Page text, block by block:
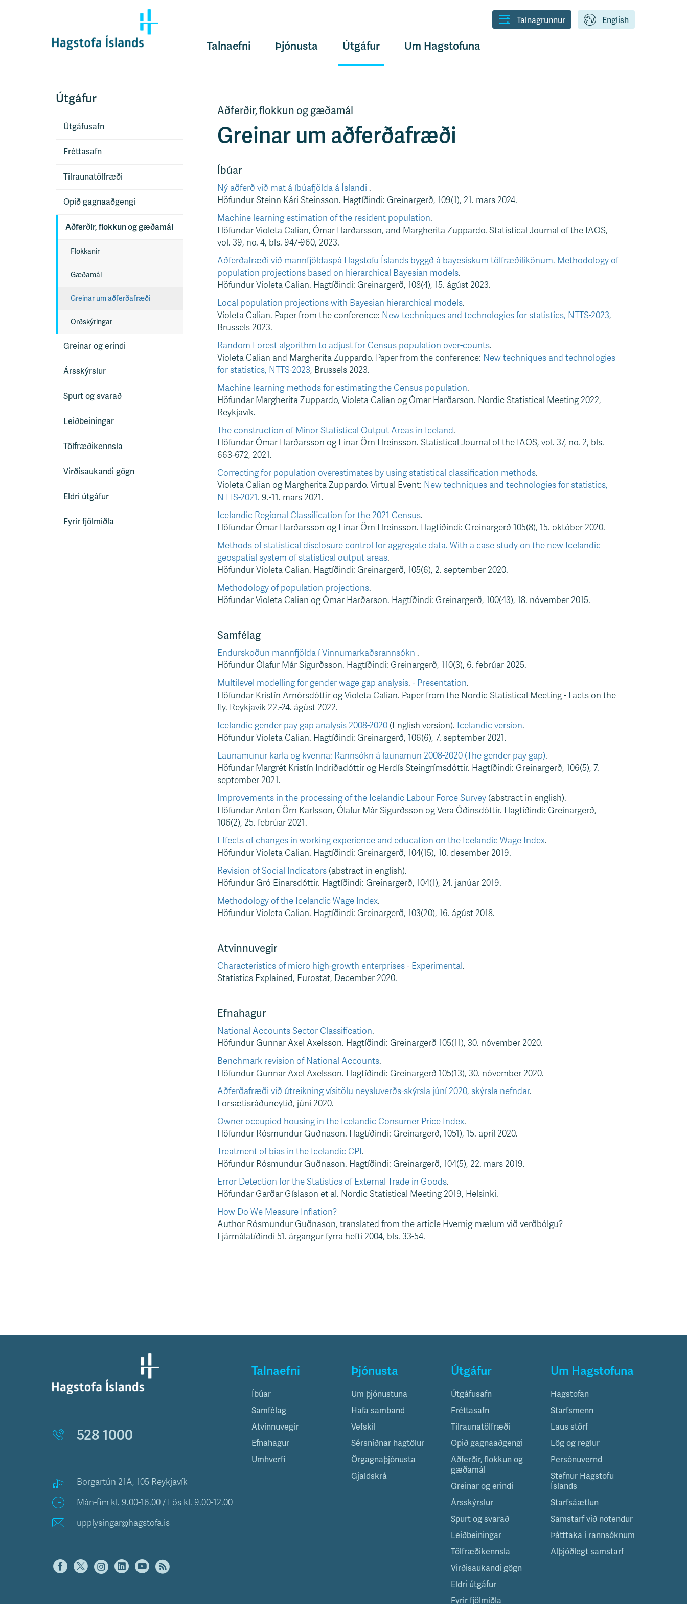
English
Talnagrunnur
Talnaefni Þjónusta Útgáfur Um Hagstofuna
Útgáfur
Útgáfusafn
Fréttasafn
Tilraunatölfræði
Opið gagnaaðgengi
Aðferðir, flokkun og gæðamál
Flokkanir
Gæðamál
Greinar um aðferðafræði
Orðskýringar
Greinar og erindi
Ársskýrslur
Spurt og svarað
Leiðbeiningar
Tölfræðikennsla
Virðisaukandi gögn
Eldri útgáfur
Fyrir fjölmiðla
Aðferðir, flokkun og gæðamál
Greinar um aðferðafræði
Íbúar
Ný aðferð við mat á íbúafjölda á Íslandi .
Höfundur Steinn Kári Steinsson. Hagtíðindi: Greinargerð, 109(1), 21. mars 2024.
Machine learning estimation of the resident population.
Höfundar Violeta Calian, Ómar Harðarsson, and Margherita Zuppardo. Statistical Journal of the IAOS,
vol. 39, no. 4, bls. 947-960, 2023.
Aðferðafræði við mannfjöldaspá Hagstofu Íslands byggð á bayesískum tölfræðilíkönum. Methodology of
population projections based on hierarchical Bayesian models.
Höfundur Violeta Calian. Hagtíðindi: Greinargerð, 108(4), 15. ágúst 2023.
Local population projections with Bayesian hierarchical models.
Violeta Calian. Paper from the conference: New techniques and technologies for statistics, NTTS-2023,
Brussels 2023.
Random Forest algorithm to adjust for Census population over-counts.
Violeta Calian and Margherita Zuppardo. Paper from the conference: New techniques and technologies
for statistics, NTTS-2023, Brussels 2023.
Machine learning methods for estimating the Census population.
Höfundar Margherita Zuppardo, Violeta Calian og Ómar Harðarson. Nordic Statistical Meeting 2022,
Reykjavík.
The construction of Minor Statistical Output Areas in Iceland.
Höfundar Ómar Harðarsson og Einar Örn Hreinsson. Statistical Journal of the IAOS, vol. 37, no. 2, bls.
663-672, 2021.
Correcting for population overestimates by using statistical classification methods.
Violeta Calian og Margherita Zuppardo. Virtual Event: New techniques and technologies for statistics,
NTTS-2021. 9.-11. mars 2021.
Icelandic Regional Classification for the 2021 Census.
Höfundar Ómar Harðarsson og Einar Örn Hreinsson. Hagtíðindi: Greinargerð 105(8), 15. október 2020.
Methods of statistical disclosure control for aggregate data. With a case study on the new Icelandic
geospatial system of statistical output areas.
Höfundur Violeta Calian. Hagtíðindi: Greinargerð, 105(6), 2. september 2020.
Methodology of population projections.
Höfundar Violeta Calian og Ómar Harðarson. Hagtíðindi: Greinargerð, 100(43), 18. nóvember 2015.
Samfélag
Endurskoðun mannfjölda í Vinnumarkaðsrannsókn .
Höfundur Ólafur Már Sigurðsson. Hagtíðindi: Greinargerð, 110(3), 6. febrúar 2025.
Multilevel modelling for gender wage gap analysis. - Presentation.
Höfundar Kristín Arnórsdóttir og Violeta Calian. Paper from the Nordic Statistical Meeting - Facts on the
fly. Reykjavík 22.-24. ágúst 2022.
Icelandic gender pay gap analysis 2008-2020(English version). Icelandic version.
Höfundur Violeta Calian. Hagtíðindi: Greinargerð, 106(6), 7. september 2021.
Launamunur karla og kvenna: Rannsókn á launamun 2008-2020 (The gender pay gap).
Höfundar Margrét Kristín Indriðadóttir og Herdís Steingrímsdóttir. Hagtíðindi: Greinargerð, 106(5), 7.
september 2021.
Improvements in the processing of the Icelandic Labour Force Survey(abstract in english).
Höfundar Anton Örn Karlsson, Ólafur Már Sigurðsson og Vera Óðinsdóttir. Hagtíðindi: Greinargerð,
106(2), 25. febrúar 2021.
Effects of changes in working experience and education on the Icelandic Wage Index.
Höfundur Violeta Calian. Hagtíðindi: Greinargerð, 104(15), 10. desember 2019.
Revision of Social Indicators(abstract in english).
Höfundur Gró Einarsdóttir. Hagtíðindi: Greinargerð, 104(1), 24. janúar 2019.
Methodology of the Icelandic Wage Index.
Höfundur Violeta Calian. Hagtíðindi: Greinargerð, 103(20), 16. ágúst 2018.
Atvinnuvegir
Characteristics of micro high-growth enterprises - Experimental .
Statistics Explained, Eurostat, December 2020.
Efnahagur
National Accounts Sector Classification.
Höfundur Gunnar Axel Axelsson. Hagtíðindi: Greinargerð 105(11), 30. nóvember 2020.
Benchmark revision of National Accounts.
Höfundur Gunnar Axel Axelsson. Hagtíðindi: Greinargerð 105(13), 30. nóvember 2020.
Aðferðafræði við útreikning vísitölu neysluverðs-skýrsla júní 2020, skýrsla nefndar.
Forsætisráðuneytið, júní 2020.
Owner occupied housing in the Icelandic Consumer Price Index.
Höfundur Rósmundur Guðnason. Hagtíðindi: Greinargerð, 1051), 15. apríl 2020.
Treatment of bias in the Icelandic CPI .
Höfundur Rósmundur Guðnason. Hagtíðindi: Greinargerð, 104(5), 22. mars 2019.
Error Detection for the Statistics of External Trade in Goods.
Höfundar Garðar Gíslason et al. Nordic Statistical Meeting 2019, Helsinki.
How Do We Measure Inflation?
Author Rósmundur Guðnason, translated from the article Hvernig mælum við verðbólgu?
Fjármálatíðindi 51. árgangur fyrra hefti 2004, bls. 33-54.
528 1000
Borgartún 21A, 105 Reykjavík
Mán-fim kl. 9.00-16.00 / Fös kl. 9.00-12.00
upplysingar@hagstofa.is
Talnaefni
Íbúar
Samfélag
Atvinnuvegir
Efnahagur
Umhverfi
Þjónusta
Um þjónustuna
Hafa samband
Vefskil
Sérsniðnar hagtölur
Örgagnaþjónusta
Gjaldskrá
Útgáfur
Útgáfusafn
Fréttasafn
Tilraunatölfræði
Opið gagnaaðgengi
Aðferðir, flokkun og
gæðamál
Greinar og erindi
Ársskýrslur
Spurt og svarað
Leiðbeiningar
Tölfræðikennsla
Virðisaukandi gögn
Eldri útgáfur
Fyrir fjölmiðla
Um Hagstofuna
Hagstofan
Starfsmenn
Laus störf
Lög og reglur
Persónuvernd
Stefnur Hagstofu
Íslands
Starfsáætlun
Samstarf við notendur
Þátttaka í rannsóknum
Alþjóðlegt samstarf